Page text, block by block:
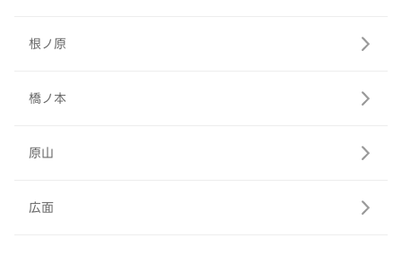
根ノ原
橋ノ本
原山
広面